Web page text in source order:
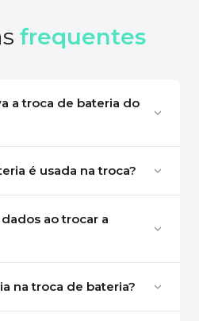
frequentes
a troca de bateria do
é usada na troca?
ao trocar a
na troca de bateria?